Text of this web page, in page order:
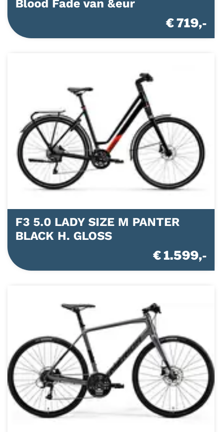
Blood Fade van &eur
€ 719,-
F3 5.0 LADY SIZE M PANTER
BLACK H. GLOSS
€ 1.599,-